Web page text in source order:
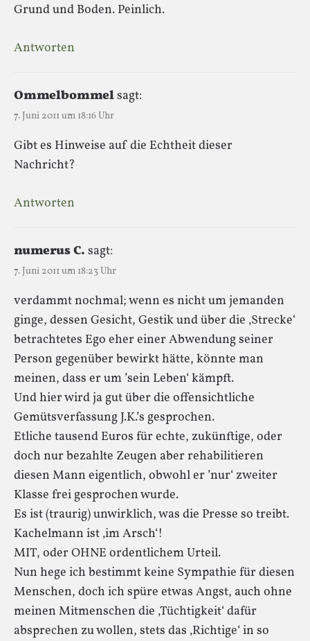
Grund und Boden. Peinlich.
Antworten
Ommelbommelsagt:
7. Juni 2011 um 18:16 Uhr
Gibt es Hinweise auf die Echtheit dieser
Nachricht?
Antworten
numerus C. sagt:
7. Juni 2011 um 18:23 Uhr
verdammt nochmal; wenn es nicht um jemanden
ginge, dessen Gesicht, Gestik und über die ‚Strecke‘
betrachtetes Ego eher einer Abwendung seiner
Person gegenüber bewirkt hätte, könnte man
meinen, dass er um ’sein Leben‘ kämpft.
Und hier wird ja gut über die offensichtliche
Gemütsverfassung J.K.’s gesprochen.
Etliche tausend Euros für echte, zukünftige, oder
doch nur bezahlte Zeugen aber rehabilitieren
diesen Mann eigentlich, obwohl er ’nur‘ zweiter
Klasse frei gesprochen wurde.
Es ist (traurig) unwirklich, was die Presse so treibt.
Kachelmann ist ‚im Arsch‘!
MIT, oder OHNE ordentlichem Urteil.
Nun hege ich bestimmt keine Sympathie für diesen
Menschen, doch ich spüre etwas Angst, auch ohne
meinen Mitmenschen die ‚Tüchtigkeit‘ dafür
absprechen zu wollen, stets das ‚Richtige‘ in so